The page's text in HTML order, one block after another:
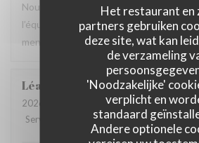
Het restaurant en
partners gebruiken
deze site, wat kan
de verzameling
'Noodzakelijke'
verplicht en
standaard
Andere optionele
Nous avons passé un moment
l’équipe ! De la cuisine au service en
mention spéciale !Nous reviendrons
Léa
2026-06-27
- 22:00 - Gasten 5
Service
Atmosfeer: 5/5 Keuken:3/5